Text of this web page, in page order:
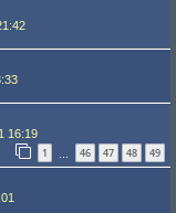
16:19
1 46 47 48 49